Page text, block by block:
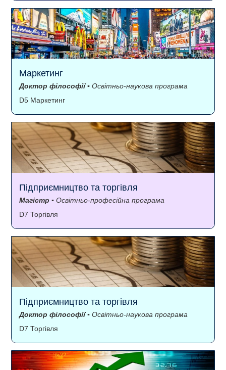
Маркетинг
Доктор філософії▪ Освітньо-наукова програма
D5 Маркетинг
Підприємництво та торгівля
Магістр ▪ Освітньо-професійна програма
D7 Торгівля
Підприємництво та торгівля
Доктор філософії▪ Освітньо-наукова програма
D7 Торгівля